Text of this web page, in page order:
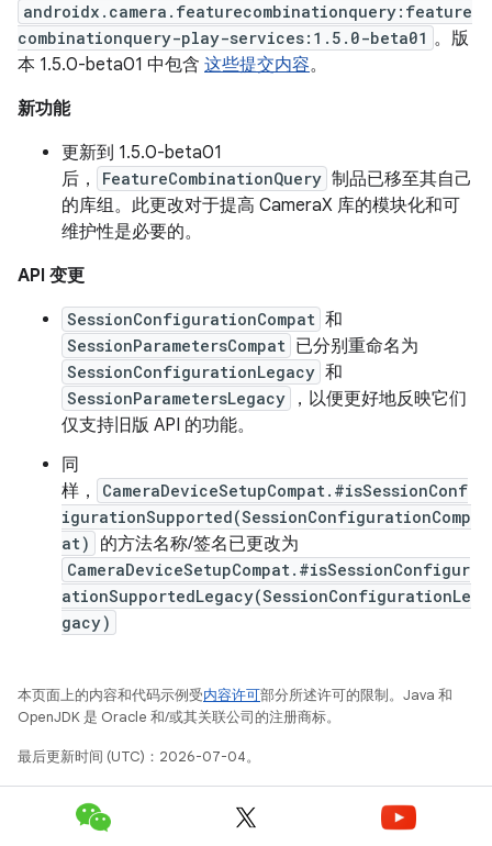
androidx.camera.featurecombinationquery:feature
combinationquery-play-services:1.5.0-beta01 。版
本 1.5.0-beta01 中包含 这些提交内容。
新功能
更新到 1.5.0-beta01
后，
FeatureCombinationQuery 制品已移至其自己
的库组。此更改对于提高 CameraX 库的模块化和可
维护性是必要的。
API 变更
SessionConfigurationCompat 和
SessionParametersCompat 已分别重命名为
SessionConfigurationLegacy 和
SessionParametersLegacy
，以便更好地反映它们
仅支持旧版 API 的功能。
同
样，
CameraDeviceSetupCompat.#isSessionConf
igurationSupported(SessionConfigurationComp
at)
的方法名称/签名已更改为
CameraDeviceSetupCompat.#isSessionConfigur
ationSupportedLegacy(SessionConfigurationLe
gacy)
本页面上的内容和代码示例受内容许可部分所述许可的限制。Java 和
OpenJDK 是 Oracle 和/或其关联公司的注册商标。
最后更新时间 (UTC)：2026-07-04。